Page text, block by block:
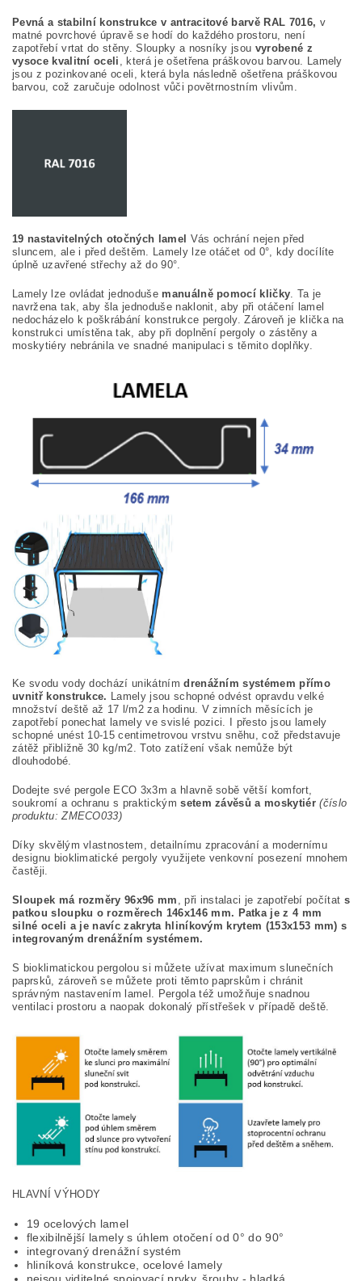
Pevná a stabilní konstrukce v antracitové barvě RAL 7016, v
matné povrchové úpravě se hodí do každého prostoru, není
zapotřebí vrtat do stěny. Sloupky a nosníky jsou vyrobené z
vysoce kvalitní oceli , která je ošetřena práškovou barvou. Lamely
jsou z pozinkované oceli, která byla následně ošetřena práškovou
barvou, což zaručuje odolnost vůči povětrnostním vlivům.
19 nastavitelných otočných lamel Vás ochrání nejen před
sluncem, ale i před deštěm. Lamely lze otáčet od 0°, kdy docílíte
úplně uzavřené střechy až do 90°.
Lamely lze ovládat jednoduše manuálně pomocí kličky . Ta je
navržena tak, aby šla jednoduše naklonit, aby při otáčení lamel
nedocházelo k poškrábání konstrukce pergoly. Zároveň je klička na
konstrukci umístěna tak, aby při doplnění pergoly o zástěny a
moskytiéry nebránila ve snadné manipulaci s těmito doplňky.
Ke svodu vody dochází unikátním drenážním systémem přímo
uvnitř konstrukce.
Lamely jsou schopné odvést opravdu velké
množství deště až 17 l/m2 za hodinu. V zimních měsících je
zapotřebí ponechat lamely ve svislé pozici. I přesto jsou lamely
schopné unést 10-15 centimetrovou vrstvu sněhu, což představuje
zátěž přibližně 30 kg/m2. Toto zatížení však nemůže být
dlouhodobé.
Dodejte své pergole ECO 3x3m a hlavně sobě větší komfort,
soukromí a ochranu s praktickým setem závěsů a moskytiér (číslo
produktu: ZMECO033)
Díky skvělým vlastnostem, detailnímu zpracování a modernímu
designu bioklimatické pergoly využijete venkovní posezení mnohem
častěji.
Sloupek má rozměry 96x96 mm , při instalaci je zapotřebí počítat s
patkou sloupku o rozměrech 146x146 mm. Patka je z 4 mm
silné oceli a je navíc zakryta hliníkovým krytem (153x153 mm) s
integrovaným drenážním systémem.
S bioklimatickou pergolou si můžete užívat maximum slunečních
paprsků, zároveň se můžete proti těmto paprskům i chránit
správným nastavením lamel. Pergola též umožňuje snadnou
ventilaci prostoru a naopak dokonalý přístřešek v případě deště.
HLAVNÍ VÝHODY
19 ocelových lamel
flexibilnější lamely s úhlem otočení od 0° do 90°
integrovaný drenážní systém
hliníková konstrukce, ocelové lamely
nejsou viditelné spojovací prvky, šrouby - hladká